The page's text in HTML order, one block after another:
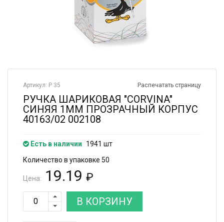
Распечатать страницу
Артикул: Р 35
РУЧКА ШАРИКОВАЯ "CORVINA"
СИНЯЯ 1ММ ПРОЗРАЧНЫЙ КОРПУС
40163/02 002108
Есть в наличии
1941 шт
Количество в упаковке 50
Цена: 19.19 ₽
В КОРЗИНУ